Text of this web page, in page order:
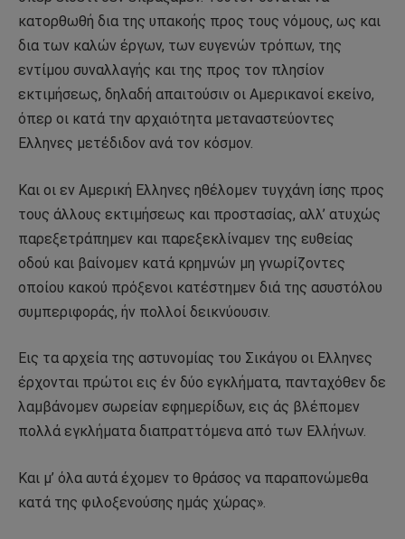
κατορθωθή δια της υπακοής προς τους νόμους, ως και
δια των καλών έργων, των ευγενών τρόπων, της
εντίμου συναλλαγής και της προς τον πλησίον
εκτιμήσεως, δηλαδή απαιτούσιν οι Αμερικανοί εκείνο,
όπερ οι κατά την αρχαιότητα μεταναστεύοντες
Ελληνες μετέδιδον ανά τον κόσμον.
Και οι εν Αμερική Ελληνες ηθέλομεν τυγχάνη ίσης προς
τους άλλους εκτιμήσεως και προστασίας, αλλ’ ατυχώς
παρεξετράπημεν και παρεξεκλίναμεν της ευθείας
οδού και βαίνομεν κατά κρημνών μη γνωρίζοντες
οποίου κακού πρόξενοι κατέστημεν διά της ασυστόλου
συμπεριφοράς, ήν πολλοί δεικνύουσιν.
Εις τα αρχεία της αστυνομίας του Σικάγου οι Ελληνες
έρχονται πρώτοι εις έν δύο εγκλήματα, πανταχόθεν δε
λαμβάνομεν σωρείαν εφημερίδων, εις άς βλέπομεν
πολλά εγκλήματα διαπραττόμενα από των Ελλήνων.
Και μ’ όλα αυτά έχομεν το θράσος να παραπονώμεθα
κατά της φιλοξενούσης ημάς χώρας».